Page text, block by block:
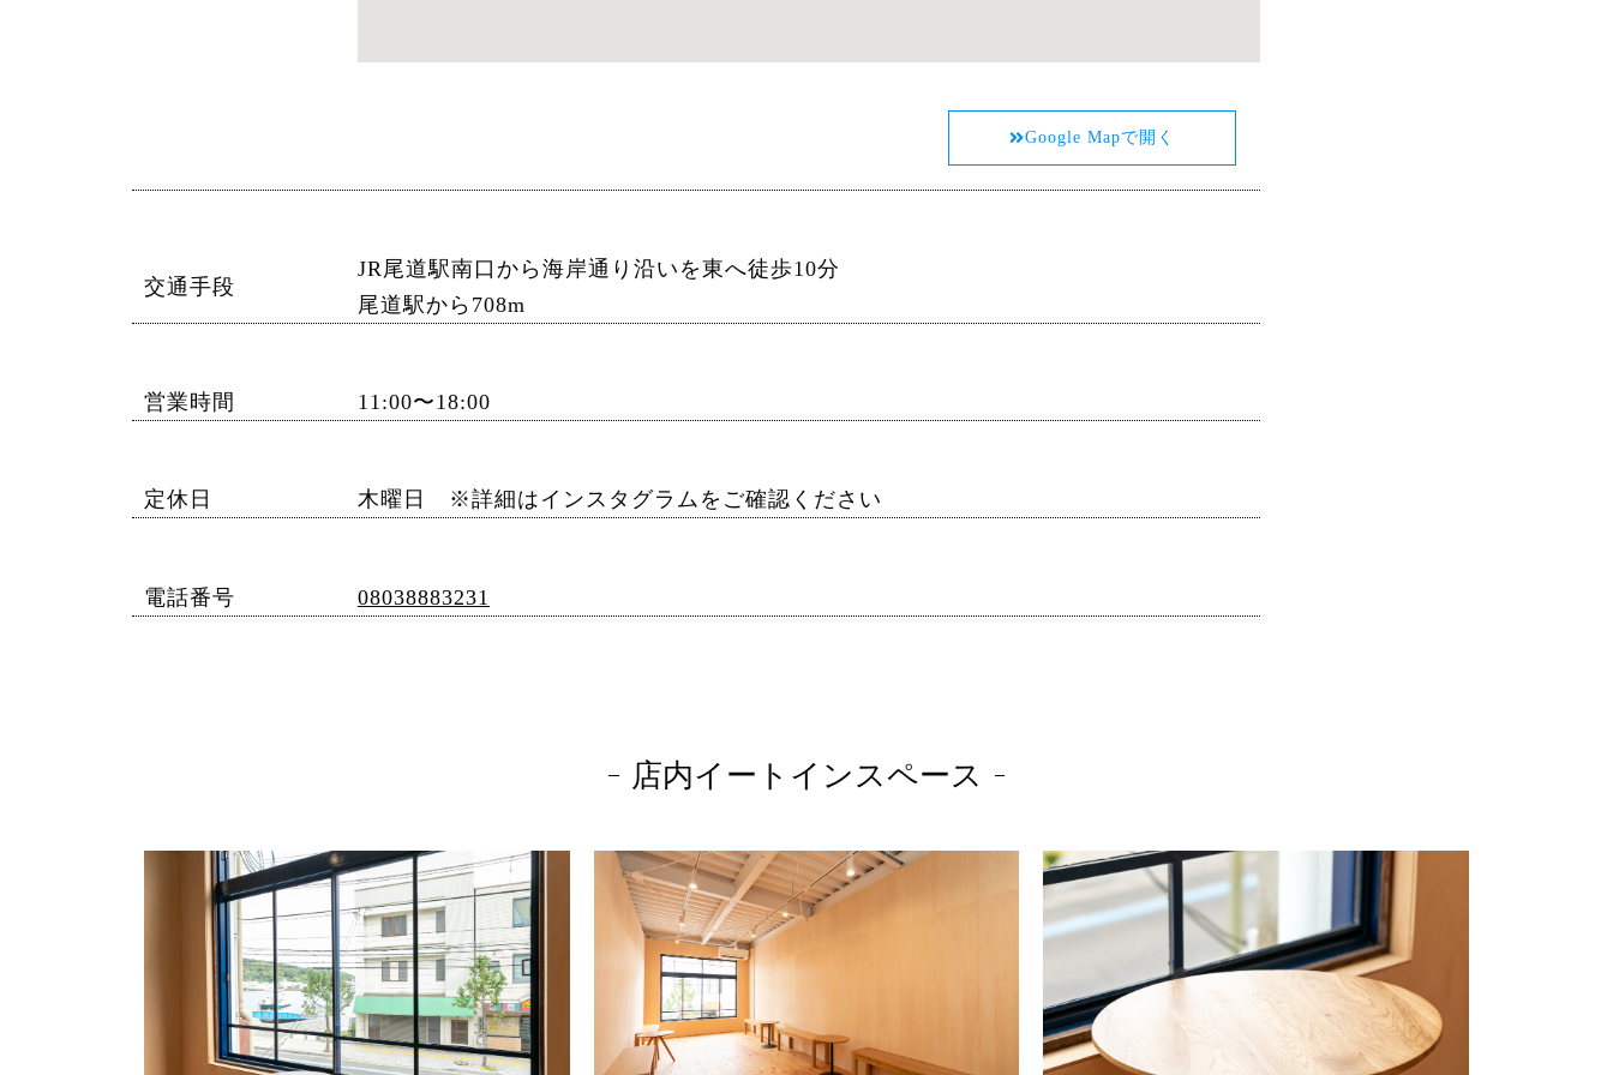
Google Mapで開く
交通手段
JR尾道駅南口から海岸通り沿いを東へ徒歩10分
尾道駅から708m
営業時間 11:00〜18:00
定休日 木曜日 ※詳細はインスタグラムをご確認ください
電話番号 08038883231
店内イートインスペース